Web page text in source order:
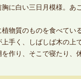
に白い三日月模様。あ
物質のものを食べてい
上手く、しばしば木の上
作り、そこで寝たり、